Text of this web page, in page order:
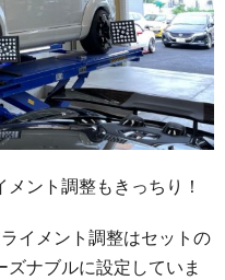
ント調整もきっちり！
イメント調整はセットの
ナブルに設定していま